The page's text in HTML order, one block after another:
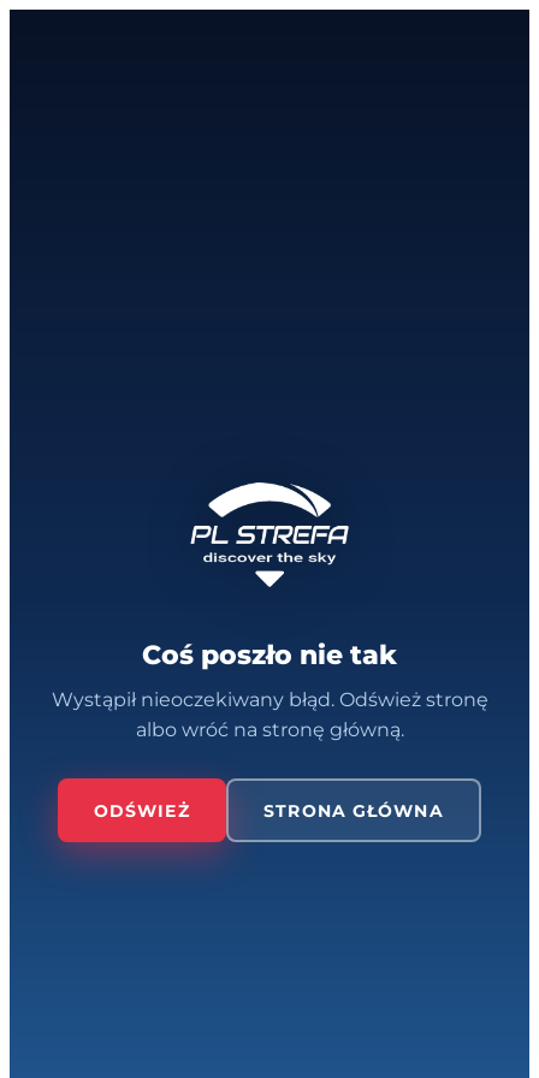
Coś poszło nie tak
Wystąpił nieoczekiwany błąd. Odśwież stronę
albo wróć na stronę główną.
ODŚWIEŻ STRONA GŁÓWNA